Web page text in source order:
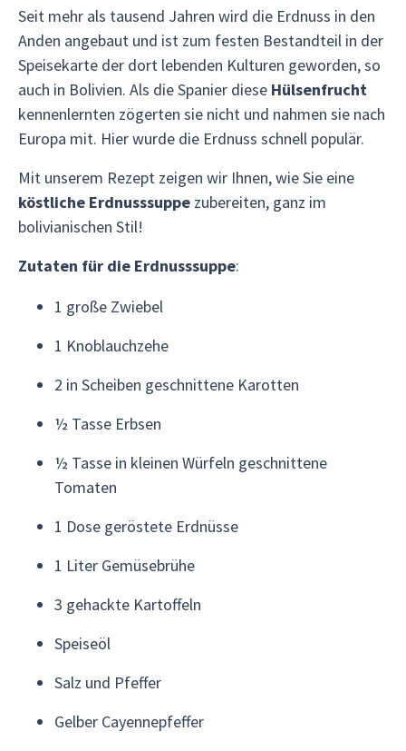
Seit mehr als tausend Jahren wird die Erdnuss in den
Anden angebaut und ist zum festen Bestandteil in der
Speisekarte der dort lebenden Kulturen geworden, so
auch in Bolivien. Als die Spanier diese Hülsenfrucht
kennenlernten zögerten sie nicht und nahmen sie nach
Europa mit. Hier wurde die Erdnuss schnell populär.
Mit unserem Rezept zeigen wir Ihnen, wie Sie eine
köstliche Erdnusssuppe zubereiten, ganz im
bolivianischen Stil!
Zutaten für die Erdnusssuppe:
1 große Zwiebel
1 Knoblauchzehe
2 in Scheiben geschnittene Karotten
½ Tasse Erbsen
½ Tasse in kleinen Würfeln geschnittene
Tomaten
1 Dose geröstete Erdnüsse
1 Liter Gemüsebrühe
3 gehackte Kartoffeln
Speiseöl
Salz und Pfeffer
Gelber Cayennepfeffer